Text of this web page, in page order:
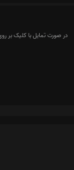
در صورت تمایل با کلیک بر